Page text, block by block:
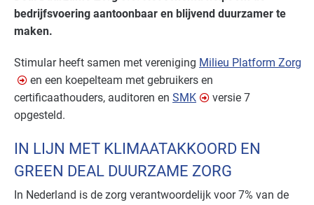
bedrijfsvoering aantoonbaar en blijvend duurzamer te
maken.
Stimular heeft samen met vereniging Milieu Platform Zorg
en een koepelteam met gebruikers en
certificaathouders, auditoren en SMK
versie 7
opgesteld.
IN LIJN MET KLIMAATAKKOORD EN
GREEN DEAL DUURZAME ZORG
In Nederland is de zorg verantwoordelijk voor 7% van de